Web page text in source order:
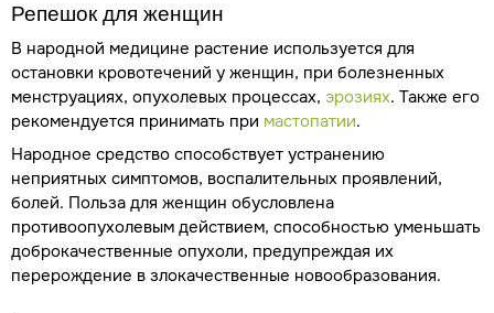
Репешок для женщин
В народной медицине растение используется для
остановки кровотечений у женщин, при болезненных
менструациях, опухолевых процессах, эрозиях. Также его
рекомендуется принимать при мастопатии.
Народное средство способствует устранению
неприятных симптомов, воспалительных проявлений,
болей. Польза для женщин обусловлена
противоопухолевым действием, способностью уменьшать
доброкачественные опухоли, предупреждая их
перерождение в злокачественные новообразования.